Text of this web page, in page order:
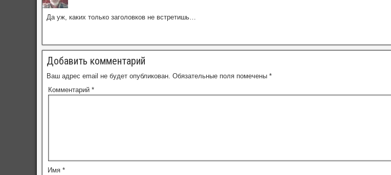
Да уж, каких только заголовков не встретишь…
Добавить комментарий
Ваш адрес email не будет опубликован. Обязательные поля помечены *
Комментарий *
Имя *